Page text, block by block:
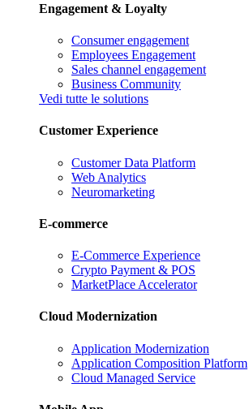
Engagement & Loyalty
Consumer engagement
Employees Engagement
Sales channel engagement
Business Community
Vedi tutte le solutions
Customer Experience
Customer Data Platform
Web Analytics
Neuromarketing
E-commerce
E-Commerce Experience
Crypto Payment & POS
MarketPlace Accelerator
Cloud Modernization
Application Modernization
Application Composition Platform
Cloud Managed Service